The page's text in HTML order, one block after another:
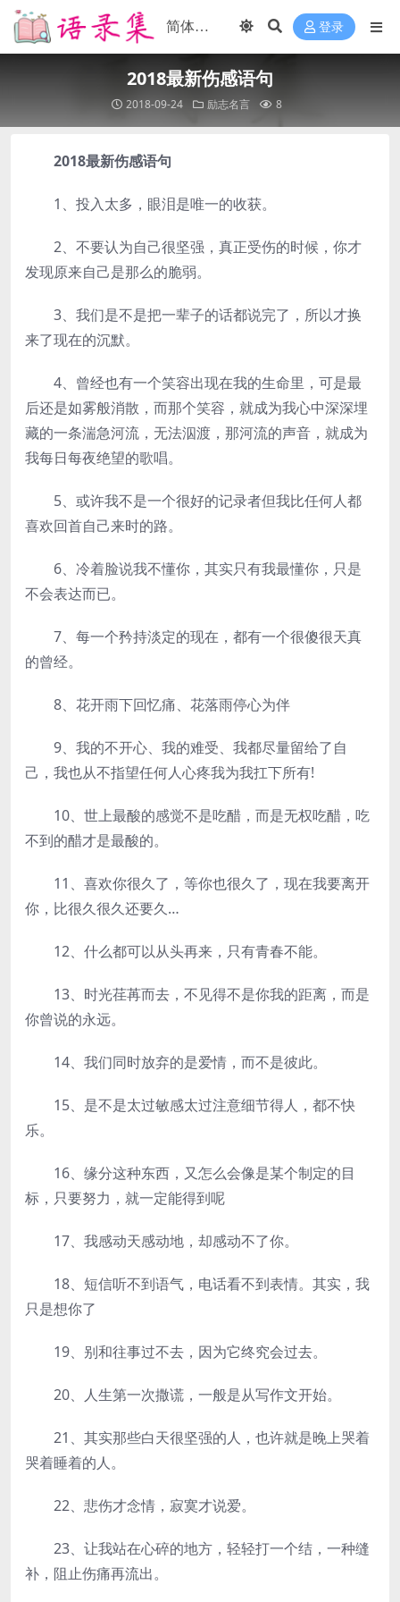
登录
2018最新伤感语句
2018-09-24 励志名言 8
2018最新伤感语句
1、投入太多，眼泪是唯一的收获。
2、不要认为自己很坚强，真正受伤的时候，你才
发现原来自己是那么的脆弱。
3、我们是不是把一辈子的话都说完了，所以才换
来了现在的沉默。
4、曾经也有一个笑容出现在我的生命里，可是最
后还是如雾般消散，而那个笑容，就成为我心中深深埋
藏的一条湍急河流，无法泅渡，那河流的声音，就成为
我每日每夜绝望的歌唱。
5、或许我不是一个很好的记录者但我比任何人都
喜欢回首自己来时的路。
6、冷着脸说我不懂你，其实只有我最懂你，只是
不会表达而已。
7、每一个矜持淡定的现在，都有一个很傻很天真
的曾经。
8、花开雨下回忆痛、花落雨停心为伴
9、我的不开心、我的难受、我都尽量留给了自
己，我也从不指望任何人心疼我为我扛下所有!
10、世上最酸的感觉不是吃醋，而是无权吃醋，吃
不到的醋才是最酸的。
11、喜欢你很久了，等你也很久了，现在我要离开
你，比很久很久还要久…
12、什么都可以从头再来，只有青春不能。
13、时光荏苒而去，不见得不是你我的距离，而是
你曾说的永远。
14、我们同时放弃的是爱情，而不是彼此。
15、是不是太过敏感太过注意细节得人，都不快
乐。
16、缘分这种东西，又怎么会像是某个制定的目
标，只要努力，就一定能得到呢
17、我感动天感动地，却感动不了你。
18、短信听不到语气，电话看不到表情。其实，我
只是想你了
19、别和往事过不去，因为它终究会过去。
20、人生第一次撒谎，一般是从写作文开始。
21、其实那些白天很坚强的人，也许就是晚上哭着
哭着睡着的人。
22、悲伤才念情，寂寞才说爱。
23、让我站在心碎的地方，轻轻打一个结，一种缝
补，阻止伤痛再流出。